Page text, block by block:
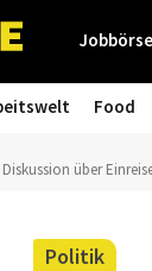
Jobbörse
Food
Diskussion über
Politik